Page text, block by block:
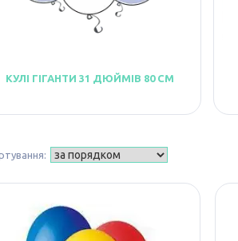
КУЛІ ГІГАНТИ 31 ДЮЙМІВ 80 СМ